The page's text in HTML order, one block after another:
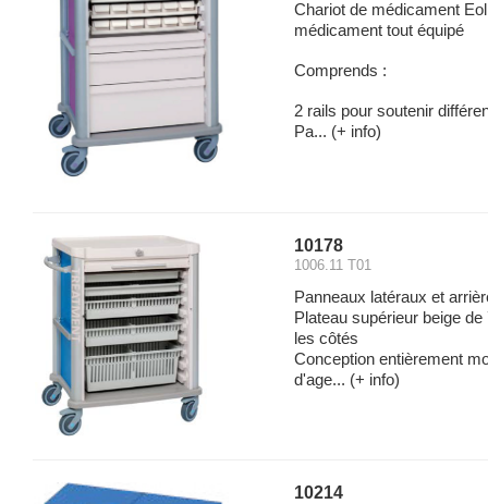
Chariot de médicament
médicament tout équipé
Comprends :
2 rails pour soutenir
Pa... (+ info)
10178
1006.11 T01
Panneaux latéraux et
Plateau supérieur beige
les côtés
Conception entièrement
d'age... (+ info)
10214